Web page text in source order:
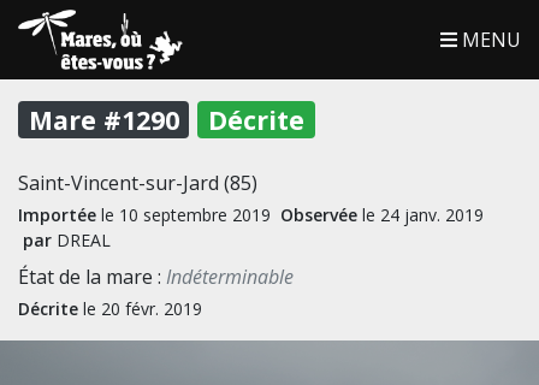
MENU
Mare #1290 Décrite
Saint-Vincent-sur-Jard (85)
Importée le 10 septembre 2019 Observée le 24 janv. 2019
par DREAL
État de la mare : Indéterminable
Décrite le 20 févr. 2019